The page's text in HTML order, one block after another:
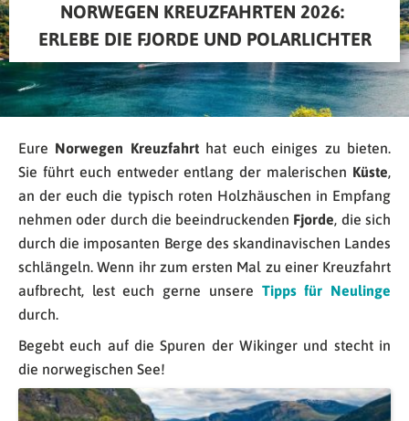
NORWEGEN KREUZFAHRTEN 2026:
ERLEBE DIE FJORDE UND POLARLICHTER
Eure Norwegen Kreuzfahrthat euch einiges zu bieten.
Sie führt euch entweder entlang der malerischen Küste,
an der euch die typisch roten Holzhäuschen in Empfang
nehmen oder durch die beeindruckenden Fjorde, die sich
durch die imposanten Berge des skandinavischen Landes
schlängeln. Wenn ihr zum ersten Mal zu einer Kreuzfahrt
aufbrecht, lest euch gerne unsere Tipps für Neulinge
durch.
Begebt euch auf die Spuren der Wikinger und stecht in
die norwegischen See!